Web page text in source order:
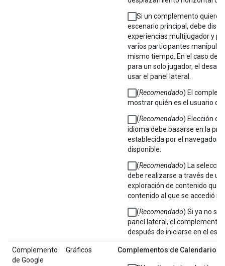
Si un complemento quiere
escenario principal, debe
experiencias multijugador y
varios participantes
mismo tiempo. En el caso de
para un solo jugador, el
usar el panel lateral.
(Recomendado) El
mostrar quién es el usuario
(Recomendado) Elección
idioma debe basarse en la
establecida por el navegador
disponible.
(Recomendado) La
debe realizarse a través de
exploración de contenido que
contenido al que se accedió
(Recomendado) Si ya no se
panel lateral, el complemento
después de iniciarse en el
Complemento
de Google
Gráficos Complementos de Calendario